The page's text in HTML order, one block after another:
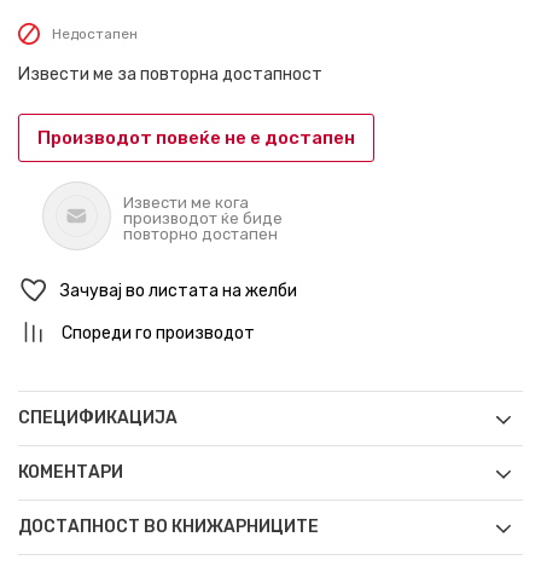
Недостапен
Извести ме за повторна достапност
Производот повеќе не е достапен
Извести ме кога
производот ќе биде
повторно достапен
Зачувај во листата на желби
Спореди го производот
СПЕЦИФИКАЦИЈА
КОМЕНТАРИ
ДОСТАПНОСТ ВО КНИЖАРНИЦИТЕ